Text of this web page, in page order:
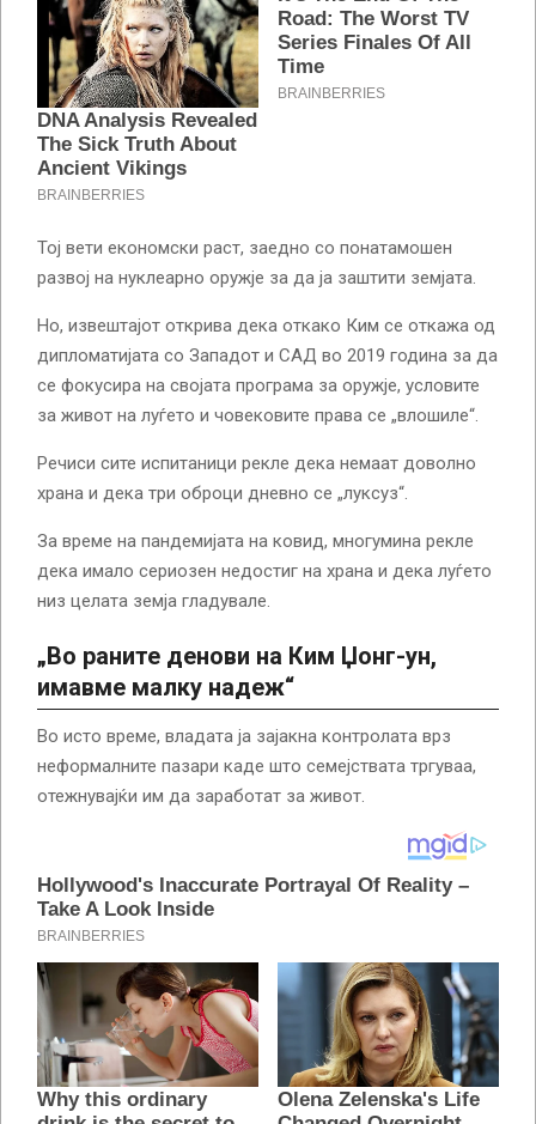
Тој вети економски раст, заедно со понатамошен
развој на нуклеарно оружје за да ја заштити земјата.
Но, извештајот открива дека откако Ким се откажа од
дипломатијата со Западот и САД во 2019 година за да
се фокусира на својата програма за оружје, условите
за живот на луѓето и човековите права се „влошиле“.
Речиси сите испитаници рекле дека немаат доволно
храна и дека три оброци дневно се „луксуз“.
За време на пандемијата на ковид, многумина рекле
дека имало сериозен недостиг на храна и дека луѓето
низ целата земја гладувале.
„Во раните денови на Ким Џонг-ун,
имавме малку надеж“
Во исто време, владата ја зајакна контролата врз
неформалните пазари каде што семејствата тргуваа,
отежнувајќи им да заработат за живот.